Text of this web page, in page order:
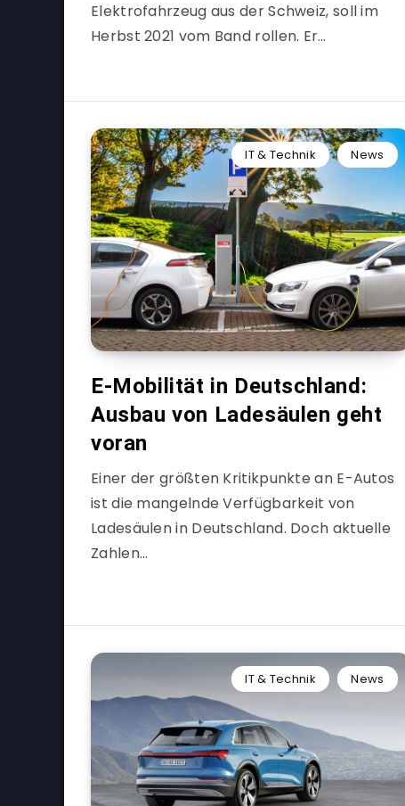
Elektrofahrzeug aus der Schweiz, soll im
Herbst 2021 vom Band rollen. Er…
IT & Technik News
E-Mobilität in Deutschland:
Ausbau von Ladesäulen geht
voran
Einer der größten Kritikpunkte an E-Autos
ist die mangelnde Verfügbarkeit von
Ladesäulen in Deutschland. Doch aktuelle
Zahlen…
IT & Technik News